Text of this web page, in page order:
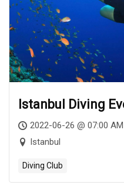
Istanbul Diving
2022-06-26 @ 07:00
Istanbul
Diving Club